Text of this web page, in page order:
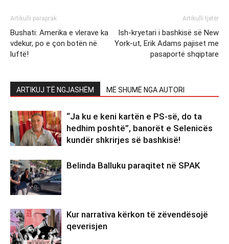
Artikulli paraprak
Bushati: Amerika e vlerave ka
vdekur, po e çon botën në
luftë!
Artikulli tjetër
Ish-kryetari i bashkisë së New
York-ut, Erik Adams pajiset me
pasaportë shqiptare
ARTIKUJ TË NGJASHËM MË SHUMË NGA AUTORI
“Ja ku e keni kartën e PS-së, do ta
hedhim poshtë”, banorët e Selenicës
kundër shkrirjes së bashkisë!
Belinda Balluku paraqitet në SPAK
Kur narrativa kërkon të zëvendësojë
qeverisjen